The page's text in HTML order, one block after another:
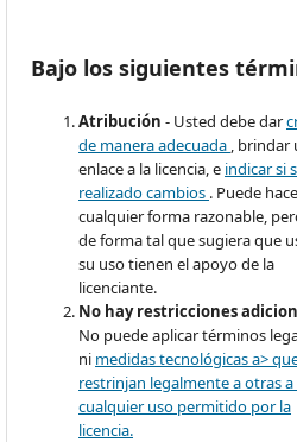
Bajo los siguientes
Atribución- Usted debe dar
de manera adecuada , brindar
enlace a la licencia, e indicar si
realizado cambios . Puede
cualquier forma razonable,
de forma tal que sugiera que
su uso tienen el apoyo de la
licenciante.
No hay restricciones
No puede aplicar términos
ni medidas tecnológicas a>
restrinjan legalmente a otras a
cualquier uso permitido por la
licencia.